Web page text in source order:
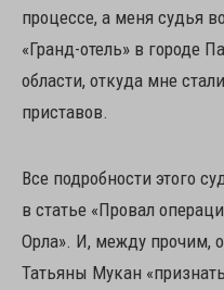
процессе, а меня судья
«Гранд-отель» в городе
области, откуда мне
приставов.
Все подробности этого
в статье «Провал
Орла». И, между прочим,
Татьяны Мукан